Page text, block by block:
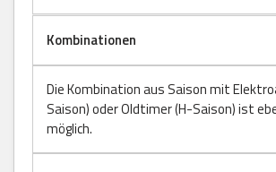
Kombinationen
Die Kombination aus Saison mit
Saison) oder Oldtimer (H-Saison) ist
möglich.